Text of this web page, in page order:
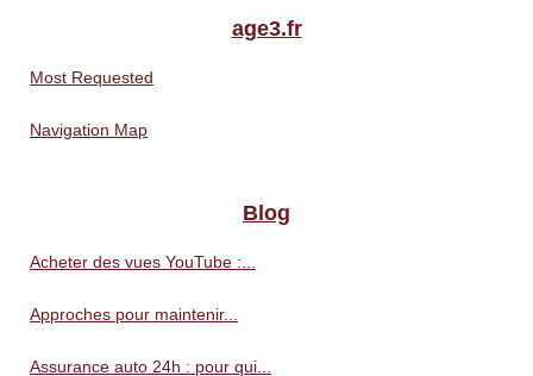
age3.fr
Most Requested
Navigation Map
Blog
Acheter des vues YouTube :...
Approches pour maintenir...
Assurance auto 24h : pour qui...